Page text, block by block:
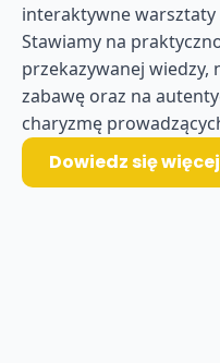
interaktywne
Stawiamy na
przekazywanej wiedzy,
zabawę oraz na
charyzmę
Dowiedz się więcej